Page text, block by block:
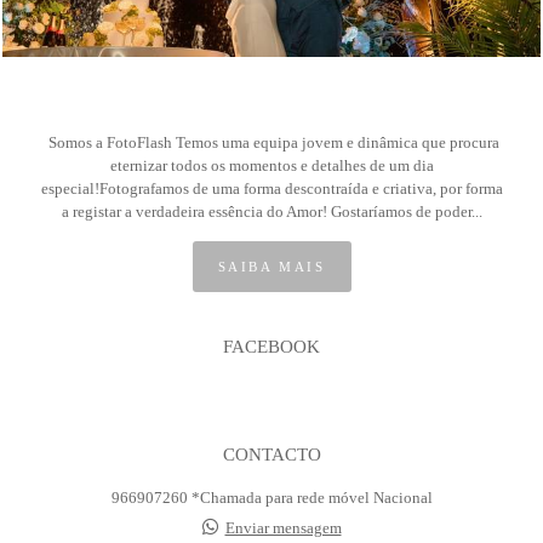
Somos a FotoFlash Temos uma equipa jovem e dinâmica que procura
eternizar todos os momentos e detalhes de um dia
especial!Fotografamos de uma forma descontraída e criativa, por forma
a registar a verdadeira essência do Amor! Gostaríamos de poder...
SAIBA MAIS
FACEBOOK
CONTACTO
966907260 *Chamada para rede móvel Nacional
Enviar mensagem